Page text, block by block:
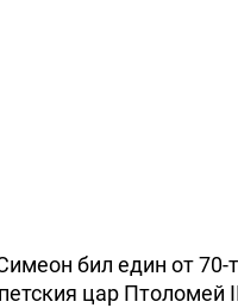
бил един от 70-
цар Птоломей